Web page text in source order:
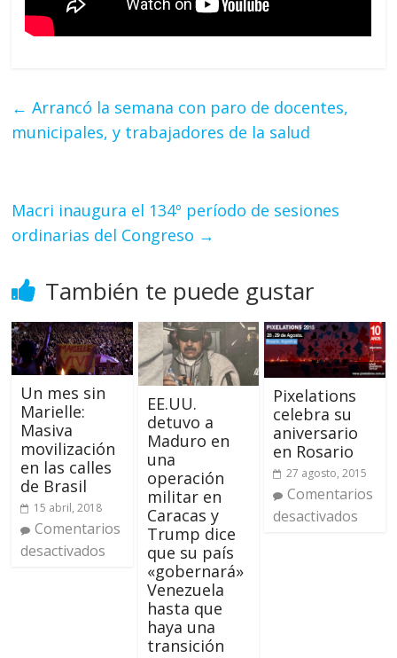
← Arrancó la semana con paro de docentes,
municipales, y trabajadores de la salud
Macri inaugura el 134º período de sesiones
ordinarias del Congreso →
También te puede gustar
Un mes sin
Marielle:
Masiva
movilización
en las calles
de Brasil
15 abril, 2018
Comentarios
desactivados
EE.UU.
detuvo a
Maduro en
una
operación
militar en
Caracas y
Trump dice
que su país
«gobernará»
Venezuela
hasta que
haya una
transición
Pixelations
celebra su
aniversario
en Rosario
27 agosto, 2015
Comentarios
desactivados